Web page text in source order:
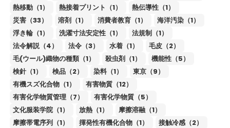
熱移動（1）
熱接着プリント（1）
熱伝導性（1）
災害（33）
溶剤（1） 消費者教育（1）
海洋汚染（1）
浮き輪（1）
洗濯寸法安定性（1）
法規制（1）
法令解説（4）
法令（3） 水着（1）
毛皮（2）
毛(ウール)織物の種類（1）
殺虫剤（1）
機能性（5）
検針（1）
検品（2） 染料（1）
東京（9）
有機スズ化合物（1）
有害物質（12）
有害化学物質管理（7）
有害化学物質（5）
文化服装学院（1）
放熱（1）
摩擦溶融（1）
摩擦帯電序列（1）
揮発性有機化合物（1）
接触冷感（2）